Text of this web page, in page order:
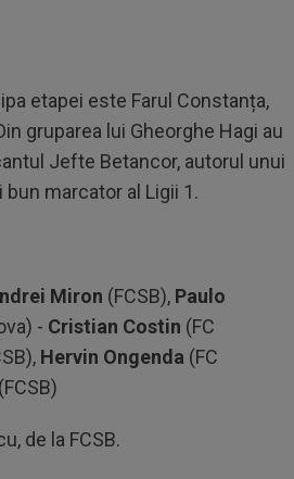
etapei este Farul Constanța,
gruparea lui Gheorghe Hagi au
Jefte Betancor, autorul unui
marcator al Ligii 1.
Miron (FCSB), Paulo
- Cristian Costin (FC
Hervin Ongenda (FC
(FCSB)
de la FCSB.